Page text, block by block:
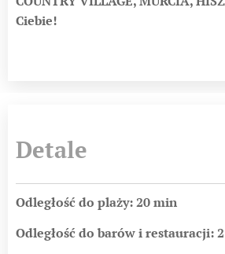
Ciebie!
Detale
Odległość do plaży: 20 min
Odległość do barów i restauracji: